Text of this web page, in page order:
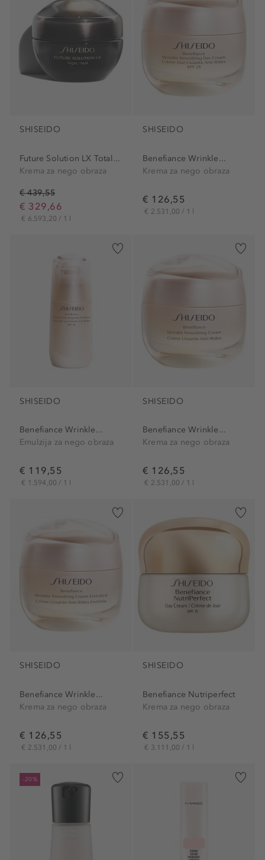
SHISEIDO
Future Solution LX Total...
Krema za nego obraza
€ 439,55
€ 329,66
€ 6.593,20 / 1 l
SHISEIDO
Benefiance Wrinkle...
Krema za nego obraza
€ 126,55
€ 2.531,00 / 1 l
SHISEIDO
Benefiance Wrinkle...
Emulzija za nego obraza
€ 119,55
€ 1.594,00 / 1 l
SHISEIDO
Benefiance Wrinkle...
Krema za nego obraza
€ 126,55
€ 2.531,00 / 1 l
SHISEIDO
Benefiance Wrinkle...
Krema za nego obraza
€ 126,55
€ 2.531,00 / 1 l
SHISEIDO
Benefiance Nutriperfect
Krema za nego obraza
€ 155,55
€ 3.111,00 / 1 l
-20%